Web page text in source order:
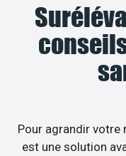
Pour agrandir votre
est une solution